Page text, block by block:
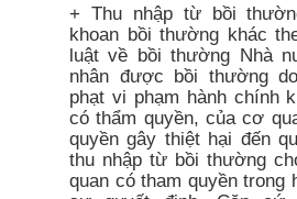
+ Thu nhập từ bồi
khoan bồi thường khác
luật về bồi thường Nhà
nhân được bồi thường
phạt vi phạm hành chính
có thẩm quyền, của cơ
quyền gây thiệt hại đến
thu nhập từ bồi thường
quan có tham quyền trong